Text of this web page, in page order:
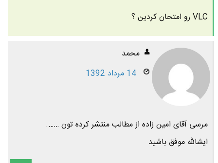
VLC رو امتحان کردین ؟
محمد
14 مرداد 1392
مرسی آقای امین زاده از مطالب منتشر کرده تون …….
ایشالله موفق باشید